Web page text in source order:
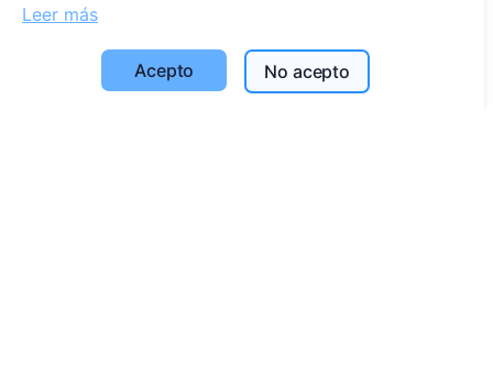
Servicios
Leer más
Acepto No acepto